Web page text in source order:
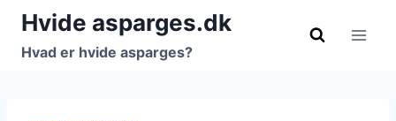
Fortsæt
indhold
Hvide asparges.dk
Hvad er hvide asparges?